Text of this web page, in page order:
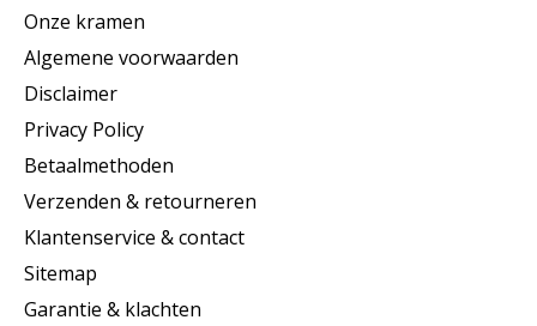
Onze kramen
Algemene voorwaarden
Disclaimer
Privacy Policy
Betaalmethoden
Verzenden & retourneren
Klantenservice & contact
Sitemap
Garantie & klachten